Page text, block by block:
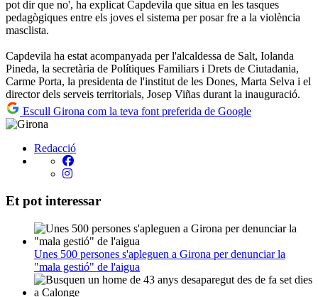
pot dir que no', ha explicat Capdevila que situa en les tasques
pedagògiques entre els joves el sistema per posar fre a la violència
masclista.
Capdevila ha estat acompanyada per l'alcaldessa de Salt, Iolanda
Pineda, la secretària de Polítiques Familiars i Drets de Ciutadania,
Carme Porta, la presidenta de l'institut de les Dones, Marta Selva i el
director dels serveis territorials, Josep Viñas durant la inauguració.
Escull Girona com la teva font preferida de Google
Redacció
Et pot interessar
Unes 500 persones s'apleguen a Girona per denunciar la
"mala gestió" de l'aigua